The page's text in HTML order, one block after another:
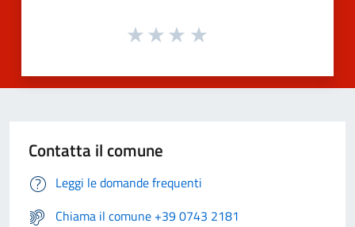
Contatta il comune
Leggi le domande frequenti
Chiama il comune +39 0743 2181